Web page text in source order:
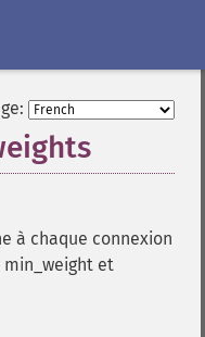
à chaque connexion
et